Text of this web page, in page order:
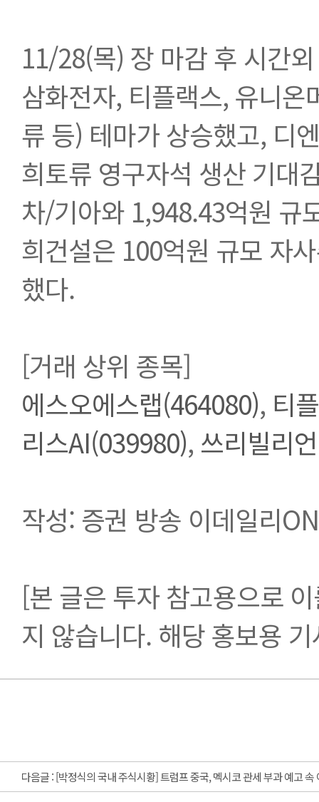
11/28(목) 장 마감 후 시간
삼화전자, 티플랙스, 유니
류 등) 테마가 상승했고, 디
희토류 영구자석 생산 기대
차/기아와 1,948.43억원 규
희건설은 100억원 규모 자
했다.
[거래 상위 종목]
에스오에스랩(464080), 티
리스AI(039980), 쓰리빌리
작성: 증권 방송 이데일리
[본 글은 투자 참고용으로
지 않습니다. 해당 홍보용
다음글 :[박정식의 국내 주식시황] 트럼프 중국, 멕시코 관세 부과 예고 속